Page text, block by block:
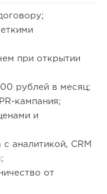
при открытии
рублей в месяц;
кампания;
и
аналитикой, CRM
от